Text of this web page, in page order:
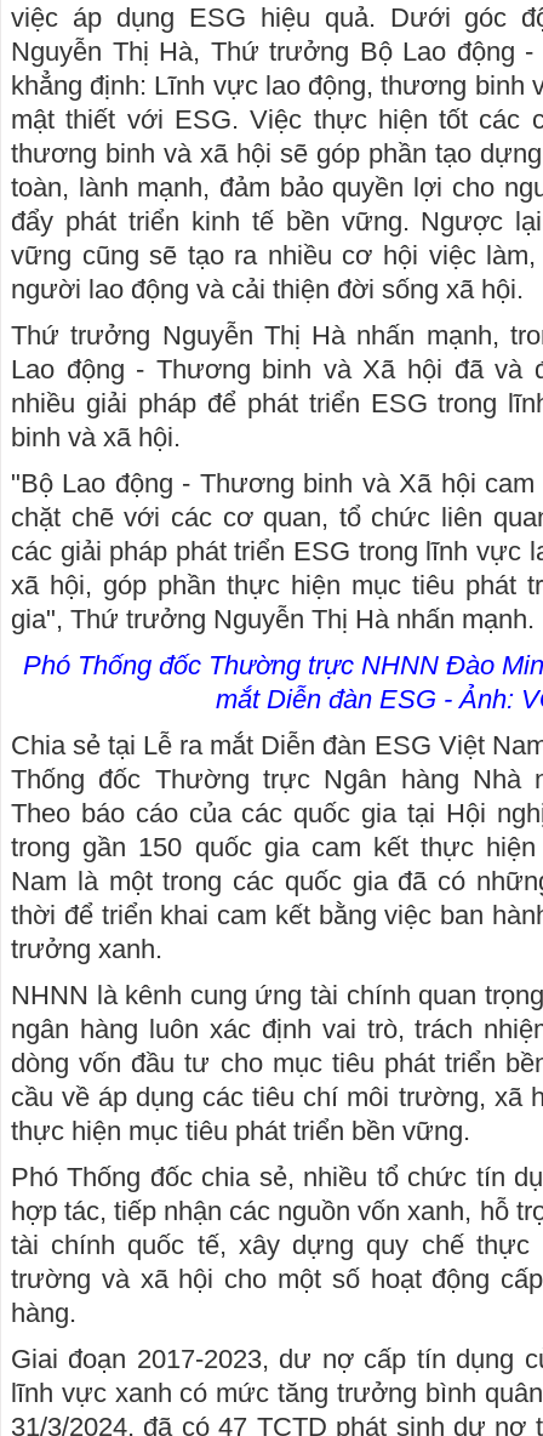
việc áp dụng ESG hiệu quả. Dưới góc
Nguyễn Thị Hà, Thứ trưởng Bộ Lao động
khẳng định: Lĩnh vực lao động, thương binh
mật thiết với ESG. Việc thực hiện tốt các
thương binh và xã hội sẽ góp phần tạo
toàn, lành mạnh, đảm bảo quyền lợi cho
đẩy phát triển kinh tế bền vững. Ngược
vững cũng sẽ tạo ra nhiều cơ hội việc
người lao động và cải thiện đời sống xã hội.
Thứ trưởng Nguyễn Thị Hà nhấn mạnh,
Lao động - Thương binh và Xã hội đã và
nhiều giải pháp để phát triển ESG trong
binh và xã hội.
"Bộ Lao động - Thương binh và Xã hội
chặt chẽ với các cơ quan, tổ chức liên
các giải pháp phát triển ESG trong lĩnh vực
xã hội, góp phần thực hiện mục tiêu phát
gia", Thứ trưởng Nguyễn Thị Hà nhấn mạnh.
Phó Thống đốc Thường trực NHNN Đào
mắt Diễn đàn ESG - Ảnh:
Chia sẻ tại Lễ ra mắt Diễn đàn ESG Việt
Thống đốc Thường trực Ngân hàng Nhà
Theo báo cáo của các quốc gia tại Hội
trong gần 150 quốc gia cam kết thực
Nam là một trong các quốc gia đã có
thời để triển khai cam kết bằng việc ban
trưởng xanh.
NHNN là kênh cung ứng tài chính quan
ngân hàng luôn xác định vai trò, trách
dòng vốn đầu tư cho mục tiêu phát triển
cầu về áp dụng các tiêu chí môi trường, xã
thực hiện mục tiêu phát triển bền vững.
Phó Thống đốc chia sẻ, nhiều tổ chức tín
hợp tác, tiếp nhận các nguồn vốn xanh, hỗ
tài chính quốc tế, xây dựng quy chế thực
trường và xã hội cho một số hoạt động
hàng.
Giai đoạn 2017-2023, dư nợ cấp tín dụng
lĩnh vực xanh có mức tăng trưởng bình
31/3/2024, đã có 47 TCTD phát sinh dư